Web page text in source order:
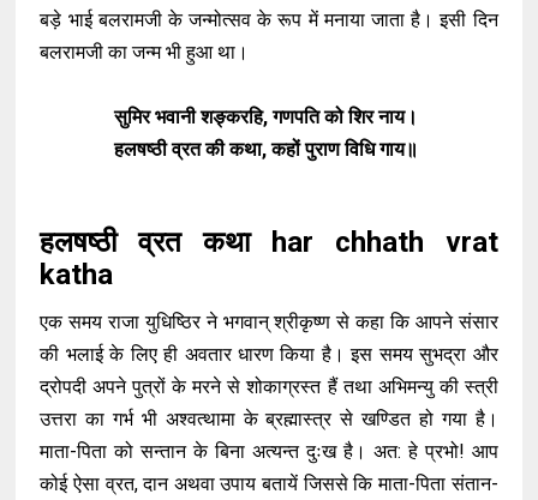
बड़े भाई बलरामजी के जन्मोत्सव के रूप में मनाया जाता है। इसी दिन
बलरामजी का जन्म भी हुआ था।
सुमिर भवानी शङ्करहि, गणपति को शिर नाय।
हलषष्ठी व्रत की कथा, कहों पुराण विधि गाय॥
हलषष्ठी व्रत कथा har chhath vrat
katha
एक समय राजा युधिष्ठिर ने भगवान् श्रीकृष्ण से कहा कि आपने संसार
की भलाई के लिए ही अवतार धारण किया है। इस समय सुभद्रा और
द्रोपदी अपने पुत्रों के मरने से शोकाग्रस्त हैं तथा अभिमन्यु की स्त्री
उत्तरा का गर्भ भी अश्वत्थामा के ब्रह्मास्त्र से खण्डित हो गया है।
माता-पिता को सन्तान के बिना अत्यन्त दुःख है। अत: हे प्रभो! आप
कोई ऐसा व्रत, दान अथवा उपाय बतायें जिससे कि माता-पिता संतान-